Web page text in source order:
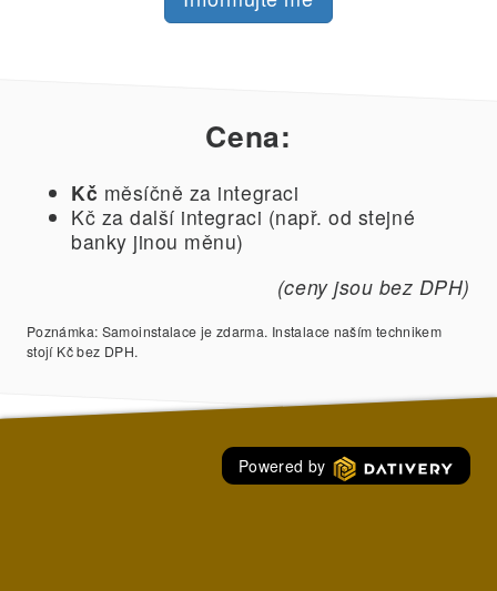
Cena:
Kč měsíčně za integraci
Kč za další integraci (např. od stejné
banky jinou měnu)
(ceny jsou bez DPH)
Poznámka: Samoinstalace je zdarma. Instalace naším technikem
stojí Kč bez DPH.
Powered by